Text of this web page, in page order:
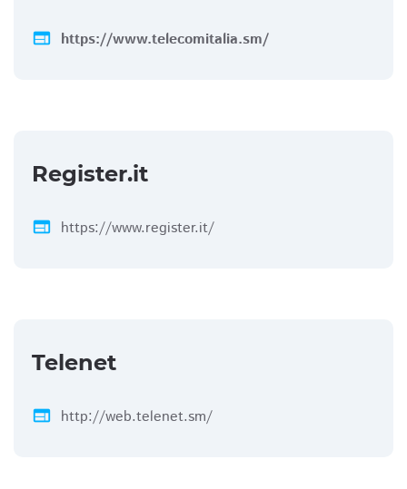
web https://www.telecomitalia.sm/
Register.it
web https://www.register.it/
Telenet
web http://web.telenet.sm/